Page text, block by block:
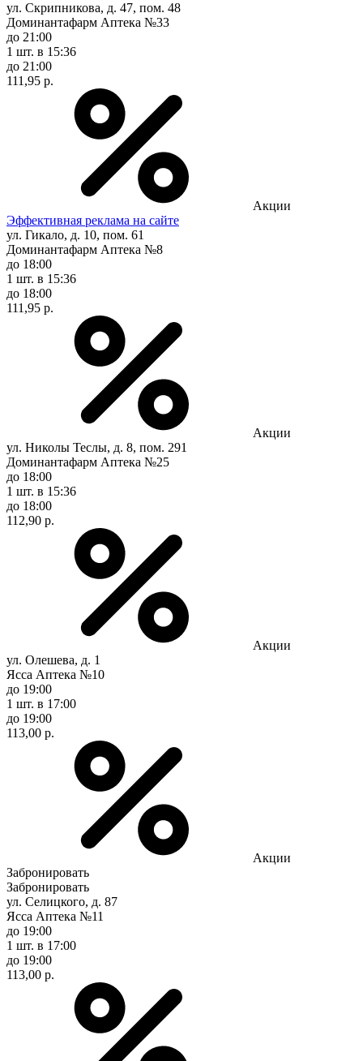
ул. Скрипникова, д. 47, пом. 48
Доминантафарм Аптека №33
до 21:00
1 шт. в 15:36
до 21:00
111,95 р.
Акции
Эффективная реклама на сайте
ул. Гикало, д. 10, пом. 61
Доминантафарм Аптека №8
до 18:00
1 шт. в 15:36
до 18:00
111,95 р.
Акции
ул. Николы Теслы, д. 8, пом. 291
Доминантафарм Аптека №25
до 18:00
1 шт. в 15:36
до 18:00
112,90 р.
Акции
ул. Олешева, д. 1
Ясса Аптека №10
до 19:00
1 шт. в 17:00
до 19:00
113,00 р.
Акции
Забронировать
Забронировать
ул. Селицкого, д. 87
Ясса Аптека №11
до 19:00
1 шт. в 17:00
до 19:00
113,00 р.